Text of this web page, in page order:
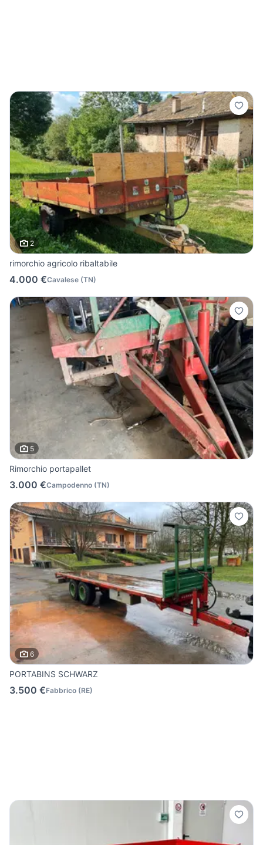
2
rimorchio agricolo ribaltabile
4.000 €Cavalese (TN)
5
Rimorchio portapallet
3.000 €Campodenno (TN)
6
PORTABINS SCHWARZ
3.500 €Fabbrico (RE)